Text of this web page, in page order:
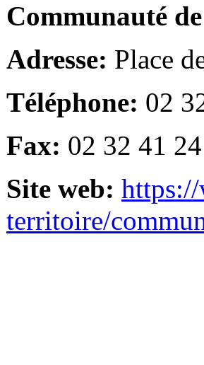
Communauté
Adresse: Place
Téléphone: 02
Fax: 02 32 41
Site web:
territoire/